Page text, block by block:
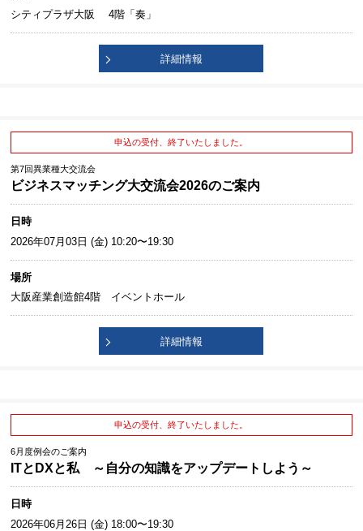
シティプラザ大阪 4階「奏」
詳細情報
申込の受付、終了いたしました。
第7回異業種大交流会
ビジネスマッチング大交流会2026のご案内
日時
2026年07月03日 (金) 10:20〜19:30
場所
大阪産業創造館4階 イベントホール
詳細情報
申込の受付、終了いたしました。
6月度例会のご案内
ITとDXと私 ～自分の知識をアップデートしよう～
日時
2026年06月26日 (金) 18:00〜19:30